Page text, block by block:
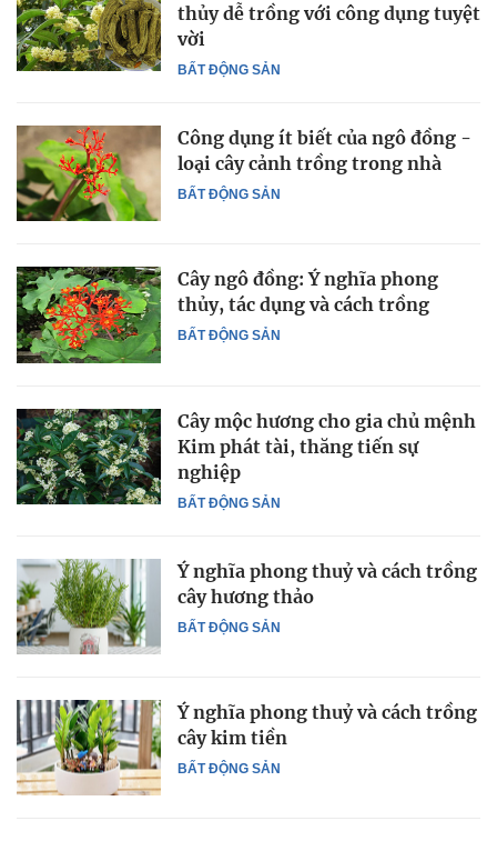
BẤT ĐỘNG SẢN
thủy dễ trồng với công dụng tuyệt
vời
BẤT ĐỘNG SẢN
Công dụng ít biết của ngô đồng -
loại cây cảnh trồng trong nhà
BẤT ĐỘNG SẢN
Cây ngô đồng: Ý nghĩa phong
thủy, tác dụng và cách trồng
BẤT ĐỘNG SẢN
Cây mộc hương cho gia chủ mệnh
Kim phát tài, thăng tiến sự
nghiệp
BẤT ĐỘNG SẢN
Ý nghĩa phong thuỷ và cách trồng
cây hương thảo
BẤT ĐỘNG SẢN
Ý nghĩa phong thuỷ và cách trồng
cây kim tiền